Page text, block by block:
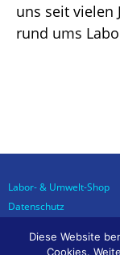
uns seit vielen
rund ums
Labor- & Umwelt-Shop
Datenschutz
Diese Website
Cookies.